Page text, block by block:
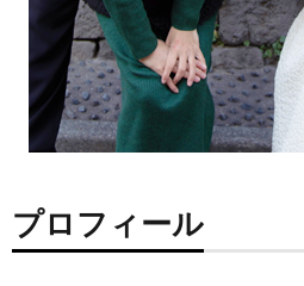
プロフィール